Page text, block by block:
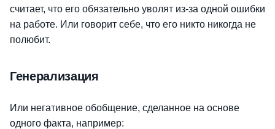
считает, что его обязательно уволят из-за одной ошибки
на работе. Или говорит себе, что его никто никогда не
полюбит.
Генерализация
Или негативное обобщение, сделанное на основе
одного факта, например: